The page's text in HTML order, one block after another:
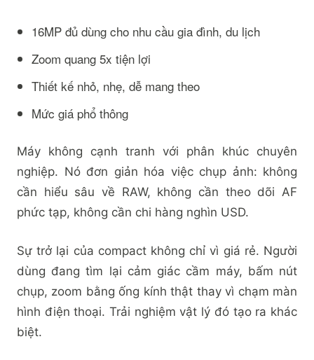
16MP đủ dùng cho nhu cầu gia đình, du lịch
Zoom quang 5x tiện lợi
Thiết kế nhỏ, nhẹ, dễ mang theo
Mức giá phổ thông
Máy không cạnh tranh với phân khúc chuyên
nghiệp. Nó đơn giản hóa việc chụp ảnh: không
cần hiểu sâu về RAW, không cần theo dõi AF
phức tạp, không cần chi hàng nghìn USD.
Sự trở lại của compact không chỉ vì giá rẻ. Người
dùng đang tìm lại cảm giác cầm máy, bấm nút
chụp, zoom bằng ống kính thật thay vì chạm màn
hình điện thoại. Trải nghiệm vật lý đó tạo ra khác
biệt.